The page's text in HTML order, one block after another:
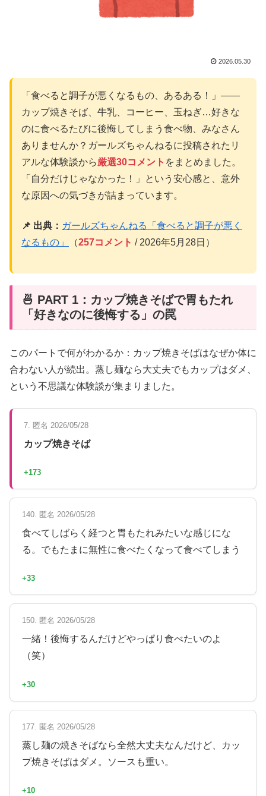
2026.05.30
「食べると調子が悪くなるもの、あるある！」——
カップ焼きそば、牛乳、コーヒー、玉ねぎ…好きな
のに食べるたびに後悔してしまう食べ物、みなさん
ありませんか？ガールズちゃんねるに投稿されたリ
アルな体験談から厳選30コメント をまとめました。
「自分だけじゃなかった！」という安心感と、意外
な原因への気づきが詰まっています。
📌 出典： ガールズちゃんねる「食べると調子が悪く
なるもの」
（257コメント / 2026年5月28日）
🍜 PART 1：カップ焼きそばで胃もたれ
「好きなのに後悔する」の罠
このパートで何がわかるか：カップ焼きそばはなぜか体に
合わない人が続出。蒸し麺なら大丈夫でもカップはダメ、
という不思議な体験談が集まりました。
7. 匿名 2026/05/28
カップ焼きそば
+173
140. 匿名 2026/05/28
食べてしばらく経つと胃もたれみたいな感じにな
る。でもたまに無性に食べたくなって食べてしまう
+33
150. 匿名 2026/05/28
一緒！後悔するんだけどやっぱり食べたいのよ
（笑）
+30
177. 匿名 2026/05/28
蒸し麺の焼きそばなら全然大丈夫なんだけど、カッ
プ焼きそばはダメ。ソースも重い。
+10